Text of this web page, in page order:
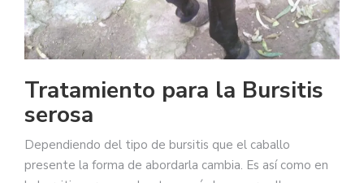
Tratamiento para la Bursitis
serosa
Dependiendo del tipo de bursitis que el caballo
presente la forma de abordarla cambia. Es así como en